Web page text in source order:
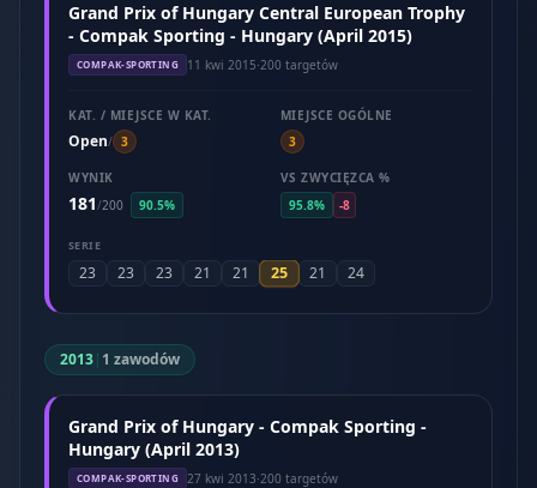
Grand Prix of Hungary Central European Trophy
- Compak Sporting - Hungary (April 2015)
COMPAK-SPORTING 11 kwi 2015·200 targetów
KAT. / MIEJSCE W KAT.
Open/ 3
MIEJSCE OGÓLNE
3
WYNIK
181/200 90.5%
VS ZWYCIĘZCA %
95.8%
-8
SERIE
23 23 23 21 21 25 21 24
2013| 1 zawodów
Grand Prix of Hungary - Compak Sporting -
Hungary (April 2013)
COMPAK-SPORTING 27 kwi 2013·200 targetów